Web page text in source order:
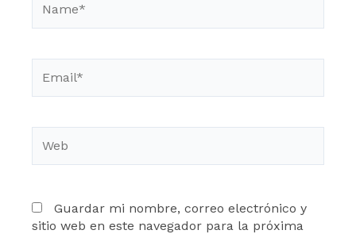
Guardar mi nombre, correo electrónico y
sitio web en este navegador para la próxima